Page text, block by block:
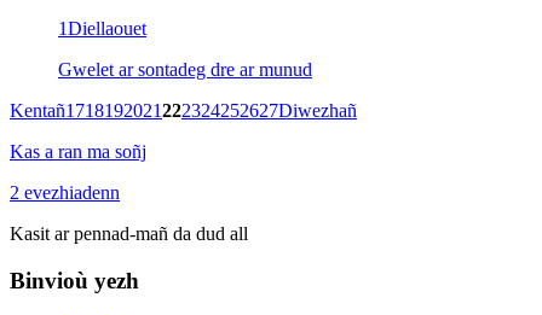
1Diellaouet
Gwelet ar sontadeg dre ar munud
Kentañ1718192021222324252627Diwezhañ
Kas a ran ma soñj
2 evezhiadenn
Kasit ar pennad-mañ da dud all
Binvioù yezh